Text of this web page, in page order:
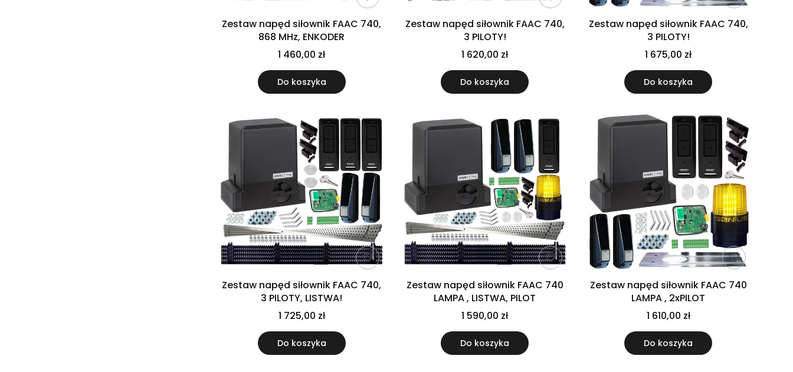
Zestaw napęd siłownik FAAC 740,
868 MHz, ENKODER
1 460,00 zł
Do koszyka
Zestaw napęd siłownik FAAC 740,
3 PILOTY!
1 620,00 zł
Do koszyka
Zestaw napęd siłownik FAAC 740,
3 PILOTY!
1 675,00 zł
Do koszyka
Zestaw napęd siłownik FAAC 740,
3 PILOTY, LISTWA!
1 725,00 zł
Do koszyka
Zestaw napęd siłownik FAAC 740
LAMPA , LISTWA, PILOT
1 590,00 zł
Do koszyka
Zestaw napęd siłownik FAAC 740
LAMPA , 2xPILOT
1 610,00 zł
Do koszyka